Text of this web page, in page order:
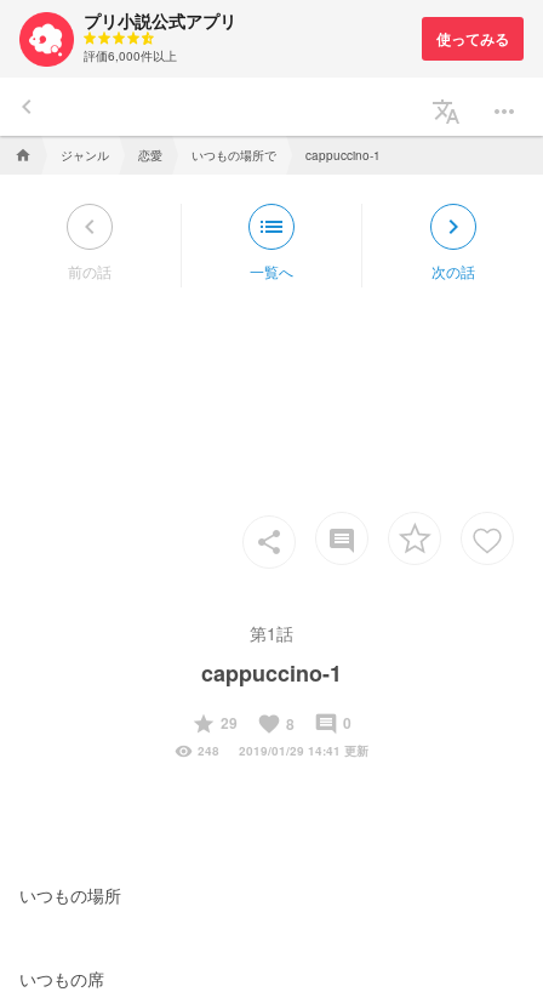
プリ小説公式アプリ
評価6,000件以上
keyboard_arrow_left translate more_horiz
home ジャンル 恋愛 いつもの場所で cappuccino-1
keyboard_arrow_left
前の話
list
一覧へ
keyboard_arrow_right
次の話
share insert_comment
第1話
cappuccino-1
start
29 favorite 8 insert_comment 0
visibility 248 2019/01/29 14:41 更新
いつもの場所
いつもの席